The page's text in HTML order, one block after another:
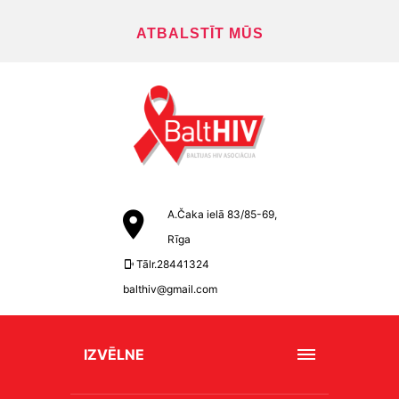
ATBALSTĪT MŪS
A.Čaka ielā 83/85-69,
Rīga
Tālr.28441324
balthiv@gmail.com
IZVĒLNE